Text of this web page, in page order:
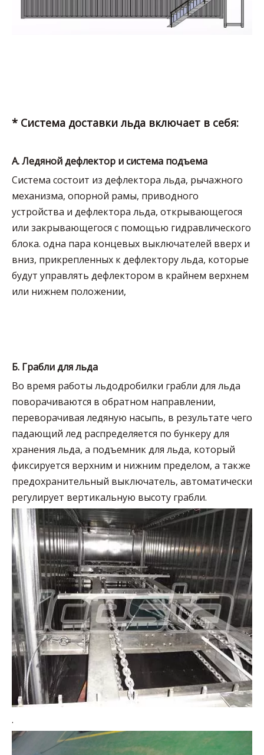
* Система доставки льда включает в себя:
A. Ледяной дефлектор и система подъема
Система состоит из дефлектора льда, рычажного
механизма, опорной рамы, приводного
устройства и дефлектора льда, открывающегося
или закрывающегося с помощью гидравлического
блока. одна пара концевых выключателей вверх и
вниз, прикрепленных к дефлектору льда, которые
будут управлять дефлектором в крайнем верхнем
или нижнем положении,
Б. Грабли для льда
Во время работы льдодробилки грабли для льда
поворачиваются в обратном направлении,
переворачивая ледяную насыпь, в результате чего
падающий лед распределяется по бункеру для
хранения льда, а подъемник для льда, который
фиксируется верхним и нижним пределом, а также
предохранительный выключатель, автоматически
регулирует вертикальную высоту грабли.
.